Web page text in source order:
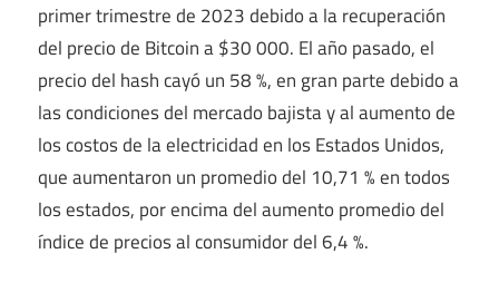
primer trimestre de 2023 debido a la recuperación
del precio de Bitcoin a $30 000. El año pasado, el
precio del hash cayó un 58 %, en gran parte debido a
las condiciones del mercado bajista y al aumento de
los costos de la electricidad en los Estados Unidos,
que aumentaron un promedio del 10,71 % en todos
los estados, por encima del aumento promedio del
índice de precios al consumidor del 6,4 %.